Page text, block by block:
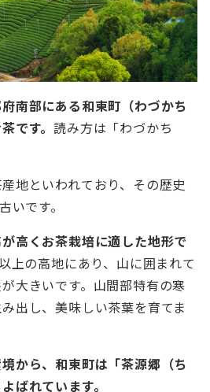
南部にある和束町（わづかち
です。読み方は「わづかち
地といわれており、その歴史
いです。
高くお茶栽培に適した地形で
上の高地にあり、山に囲まれて
大きいです。山間部特有の寒
出し、美味しい茶葉を育てま
から、和束町は「茶源郷（ち
ばれています。